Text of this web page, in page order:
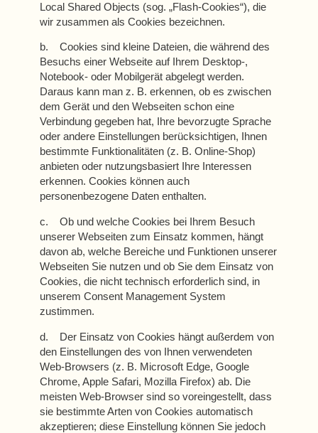
Local Shared Objects (sog. „Flash-Cookies“), die
wir zusammen als Cookies bezeichnen.
b. Cookies sind kleine Dateien, die während des
Besuchs einer Webseite auf Ihrem Desktop-,
Notebook- oder Mobilgerät abgelegt werden.
Daraus kann man z. B. erkennen, ob es zwischen
dem Gerät und den Webseiten schon eine
Verbindung gegeben hat, Ihre bevorzugte Sprache
oder andere Einstellungen berücksichtigen, Ihnen
bestimmte Funktionalitäten (z. B. Online-Shop)
anbieten oder nutzungsbasiert Ihre Interessen
erkennen. Cookies können auch
personenbezogene Daten enthalten.
c. Ob und welche Cookies bei Ihrem Besuch
unserer Webseiten zum Einsatz kommen, hängt
davon ab, welche Bereiche und Funktionen unserer
Webseiten Sie nutzen und ob Sie dem Einsatz von
Cookies, die nicht technisch erforderlich sind, in
unserem Consent Management System
zustimmen.
d. Der Einsatz von Cookies hängt außerdem von
den Einstellungen des von Ihnen verwendeten
Web-Browsers (z. B. Microsoft Edge, Google
Chrome, Apple Safari, Mozilla Firefox) ab. Die
meisten Web-Browser sind so voreingestellt, dass
sie bestimmte Arten von Cookies automatisch
akzeptieren; diese Einstellung können Sie jedoch